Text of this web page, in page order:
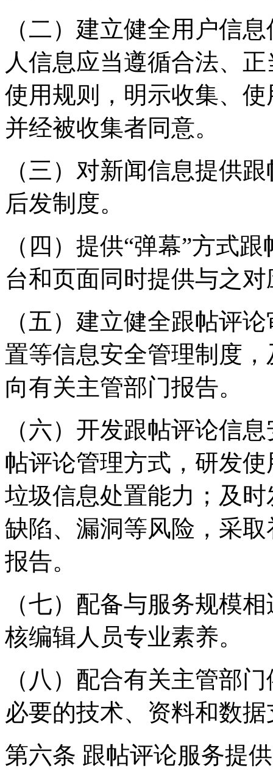
（二）建立健全用户信
人信息应当遵循合法、
使用规则，明示收集、
并经被收集者同意。
（三）对新闻信息提供
后发制度。
（四）提供“弹幕”方式
台和页面同时提供与之
（五）建立健全跟帖评
置等信息安全管理制度
向有关主管部门报告。
（六）开发跟帖评论信
帖评论管理方式，研发
垃圾信息处置能力；及
缺陷、漏洞等风险，采
报告。
（七）配备与服务规模
核编辑人员专业素养。
（八）配合有关主管部
必要的技术、资料和数
第六条 跟帖评论服务提